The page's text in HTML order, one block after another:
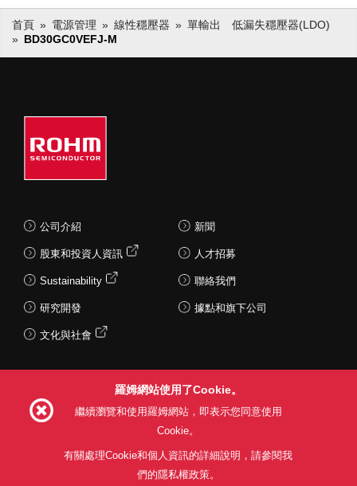
首頁 電源管理 線性穩壓器
單輸出 低漏失穩壓器(LDO)
BD30GC0VEFJ-M
公司介紹
股東和投資人資訊
Sustainability
研究開發
文化與社會
新聞
人才招募
聯絡我們
據點和旗下公司
利用目的 隱私權政策
羅姆網站使用了Cookie。
繼續瀏覽和使用羅姆網站，即表示您同意使用
Cookie。
有關處理Cookie和個人資訊的詳細說明，請參閱我
們的隱私權政策。